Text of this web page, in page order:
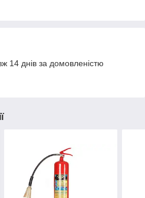
14 днів за домовленістю